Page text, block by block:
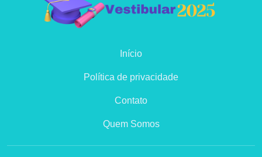
Início
Política de privacidade
Contato
Quem Somos